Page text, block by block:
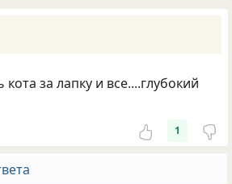
за лапку и все....глубокий
1